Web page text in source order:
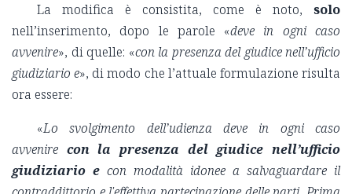
La modifica è consistita, come è noto, solo
nell’inserimento, dopo le parole «deve in ogni caso
avvenire», di quelle: «con la presenza del giudice nell’ufficio
giudiziario e», di modo che l’attuale formulazione risulta
ora essere:
«Lo svolgimento dell’udienza deve in ogni caso
avvenire con la presenza del giudice nell’ufficio
giudiziario e con modalità idonee a salvaguardare il